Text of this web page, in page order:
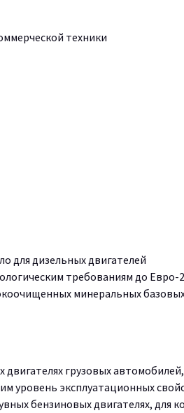
техники
для дизельных двигателей
требованиям до Евро-2
минеральных
двигателях грузовых автомобилей,
уровень эксплуатационных
бензиновых двигателях, для